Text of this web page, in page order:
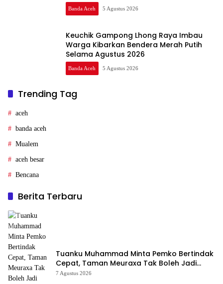
Banda Aceh 5 Agustus 2026
Keuchik Gampong Lhong Raya Imbau
Warga Kibarkan Bendera Merah Putih
Selama Agustus 2026
Banda Aceh 5 Agustus 2026
Trending Tag
aceh
banda aceh
Mualem
aceh besar
Bencana
Berita Terbaru
Tuanku Muhammad Minta Pemko Bertindak
Cepat, Taman Meuraxa Tak Boleh Jadi
Korban Pencurian Berulang
7 Agustus 2026